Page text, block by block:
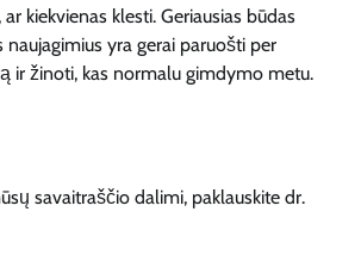
kiekvienas klesti. Geriausias būdas
naujagimius yra gerai paruošti per
ir žinoti, kas normalu gimdymo metu.
savaitraščio dalimi, paklauskite dr.